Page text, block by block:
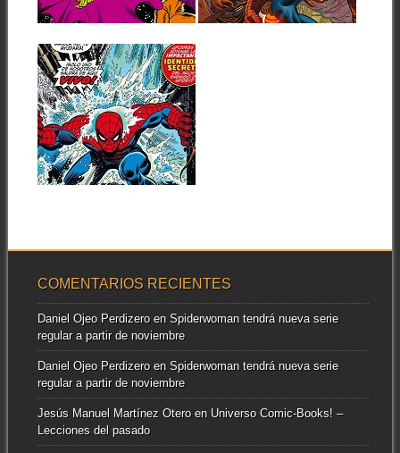
ILUSIONES!»
Tras la etapa guionizada por
Bill Mantlo, recogida en los
dos...
▶
JR. (1982-1984)
▶
14.09.22
RESEÑAS:
SPIDERMAN:
OMNIGOLD 8:
«ESCARAMUZA
BAJO LAS
CALLES» (1975-
1978)
▶
COMENTARIOS RECIENTES
Daniel Ojeo Perdizeroen Spiderwoman tendrá nueva serie
regular a partir de noviembre
Daniel Ojeo Perdizeroen Spiderwoman tendrá nueva serie
regular a partir de noviembre
Jesús Manuel Martínez Oteroen Universo Comic-Books! –
Lecciones del pasado